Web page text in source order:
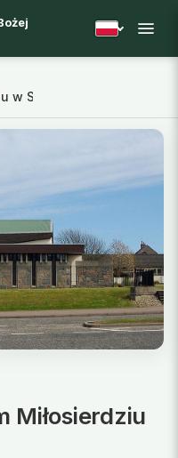
w Szkocji
Miłosierdziu